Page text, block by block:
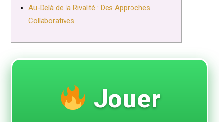
Au-Delà de la Rivalité : Des Approches
Collaboratives
Jouer